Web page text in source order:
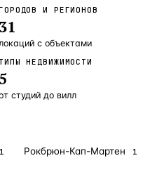
Турция · 1
И РЕГИОНОВ
31
с объектами
ТИПЫ НЕДВИЖИМОСТИ
5
студий до вилл
Рокбрюн-Кап-Мартен 17